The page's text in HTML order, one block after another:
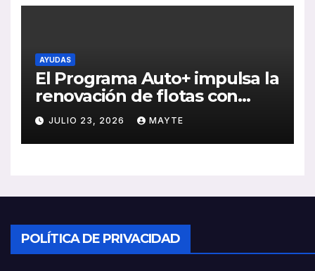
AYUDAS
El Programa Auto+ impulsa la
renovación de flotas con
ayudas a vehículos eléctricos
ligeros
JULIO 23, 2026 MAYTE
POLÍTICA DE PRIVACIDAD